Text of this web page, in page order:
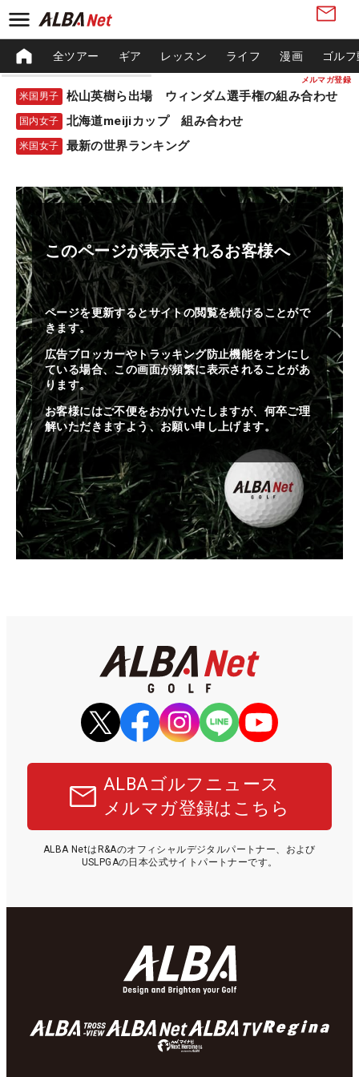
メルマガ登録
全ツアー ギア レッスン ライフ 漫画 ゴル
米国男子 松山英樹ら出場 ウィンダム選手権の組み合わせ
国内女子 北海道meijiカップ 組み合わせ
米国女子 最新の世界ランキング
このページが表示されるお客様へ
ページを更新するとサイトの閲覧を続けることがで
きます。
広告ブロッカーやトラッキング防止機能をオンにし
ている場合、この画面が頻繁に表示されることがあ
ります。
お客様にはご不便をおかけいたしますが、何卒ご理
解いただきますよう、お願い申し上げます。
ALBAゴルフニュース
メルマガ登録はこちら
ALBA NetはR&Aのオフィシャルデジタルパートナー、および
USLPGAの日本公式サイトパートナーです。